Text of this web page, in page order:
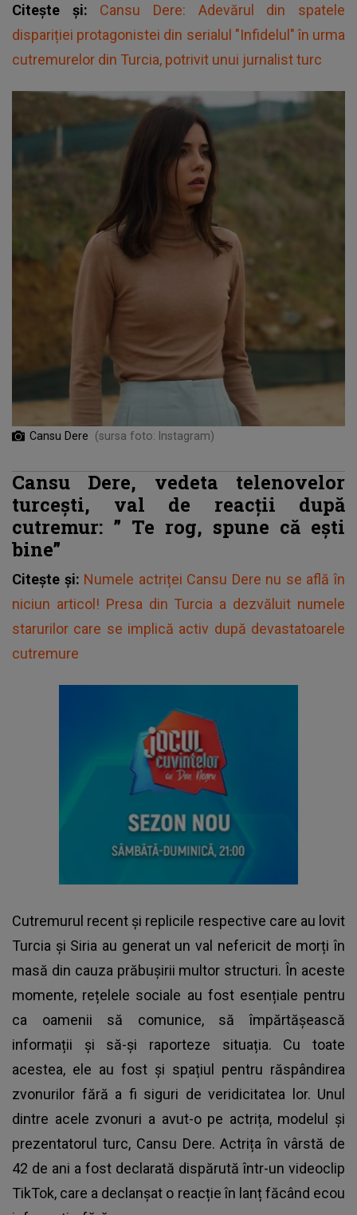
Citește și: Cansu Dere: Adevărul din spatele
dispariției protagonistei din serialul "Infidelul" în urma
cutremurelor din Turcia, potrivit unui jurnalist turc
Cansu Dere (sursa foto: Instagram)
Cansu Dere, vedeta telenovelor
turcești, val de reacții după
cutremur: ” Te rog, spune că ești
bine”
Citește și: Numele actriței Cansu Dere nu se află în
niciun articol! Presa din Turcia a dezvăluit numele
starurilor care se implică activ după devastatoarele
cutremure
Cutremurul recent și replicile respective care au lovit
Turcia și Siria au generat un val nefericit de morți în
masă din cauza prăbușirii multor structuri. În aceste
momente, rețelele sociale au fost esențiale pentru
ca oamenii să comunice, să împărtășească
informații și să-și raporteze situația. Cu toate
acestea, ele au fost și spațiul pentru răspândirea
zvonurilor fără a fi siguri de veridicitatea lor. Unul
dintre acele zvonuri a avut-o pe actrița, modelul și
prezentatorul turc, Cansu Dere. Actrița în vârstă de
42 de ani a fost declarată dispărută într-un videoclip
TikTok, care a declanșat o reacție în lanț făcând ecou